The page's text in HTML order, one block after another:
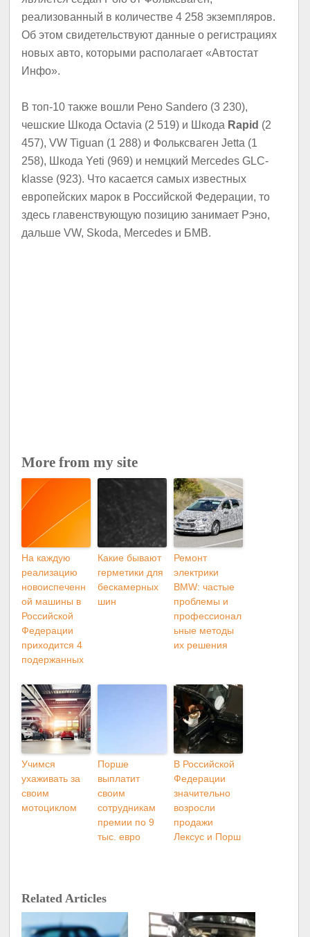
реализованный в количестве 4 258 экземпляров.
Об этом свидетельствуют данные о регистрациях
новых авто, которыми располагает «Автостат
Инфо».
В топ-10 также вошли Рено Sandero (3 230),
чешские Шкода Octavia (2 519) и Шкода Rapid (2
457), VW Tiguan (1 288) и Фольксваген Jetta (1
258), Шкода Yeti (969) и немцкий Mercedes GLC-
klasse (923). Что касается самых известных
европейских марок в Российской Федерации, то
здесь главенствующую позицию занимает Рэно,
дальше VW, Skoda, Mercedes и БМВ.
More from my site
На каждую
реализацию
новоиспеченн
ой машины в
Российской
Федерации
приходится 4
подержанных
Какие бывают
герметики для
бескамерных
шин
Ремонт
электрики
BMW: частые
проблемы и
профессионал
ьные методы
их решения
Учимся
ухаживать за
своим
мотоциклом
Порше
выплатит
своим
сотрудникам
премии по 9
тыс. евро
В Российской
Федерации
значительно
возросли
продажи
Лексус и Порш
Related Articles